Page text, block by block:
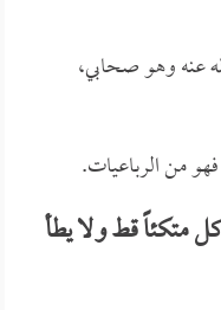
عنه وهو صحابي،
فهو من الرباعيات.
متكئاً قط ولا يطأ